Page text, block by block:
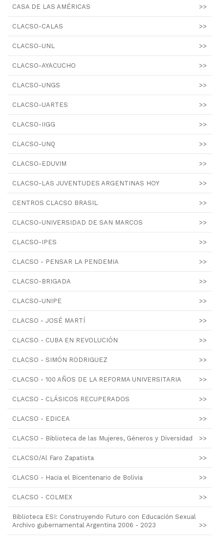
CASA DE LAS AMÉRICAS >>
CLACSO-CALAS >>
CLACSO-UNL >>
CLACSO-AYACUCHO >>
CLACSO-UNGS >>
CLACSO-UARTES >>
CLACSO-IIGG >>
CLACSO-UNQ >>
CLACSO-EDUVIM >>
CLACSO-LAS JUVENTUDES ARGENTINAS HOY >>
CENTROS CLACSO BRASIL >>
CLACSO-UNIVERSIDAD DE SAN MARCOS >>
CLACSO-IPES >>
CLACSO - PENSAR LA PENDEMIA >>
CLACSO-BRIGADA >>
CLACSO-UNIPE >>
CLACSO - JOSÉ MARTÍ >>
CLACSO - CUBA EN REVOLUCIÓN >>
CLACSO - SIMÓN RODRIGUEZ >>
CLACSO - 100 AÑOS DE LA REFORMA UNIVERSITARIA >>
CLACSO - CLÁSICOS RECUPERADOS >>
CLACSO - EDICEA >>
CLACSO - Biblioteca de las Mujeres, Géneros y Diversidad >>
CLACSO/Al Faro Zapatista >>
CLACSO - Hacia el Bicentenario de Bolivia >>
CLACSO - COLMEX >>
Biblioteca ESI: Construyendo Futuro con Educación Sexual
Archivo gubernamental Argentina 2006 - 2023
>>